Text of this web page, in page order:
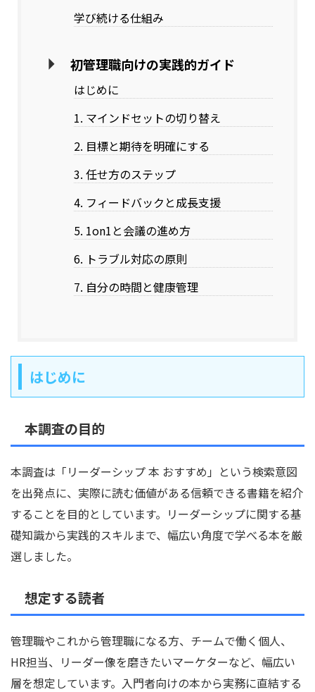
学び続ける仕組み
初管理職向けの実践的ガイド
はじめに
1. マインドセットの切り替え
2. 目標と期待を明確にする
3. 任せ方のステップ
4. フィードバックと成長支援
5. 1on1と会議の進め方
6. トラブル対応の原則
7. 自分の時間と健康管理
はじめに
本調査の目的
本調査は「リーダーシップ 本 おすすめ」という検索意図
を出発点に、実際に読む価値がある信頼できる書籍を紹介
することを目的としています。リーダーシップに関する基
礎知識から実践的スキルまで、幅広い角度で学べる本を厳
選しました。
想定する読者
管理職やこれから管理職になる方、チームで働く個人、
HR担当、リーダー像を磨きたいマーケターなど、幅広い
層を想定しています。入門者向けの本から実務に直結する